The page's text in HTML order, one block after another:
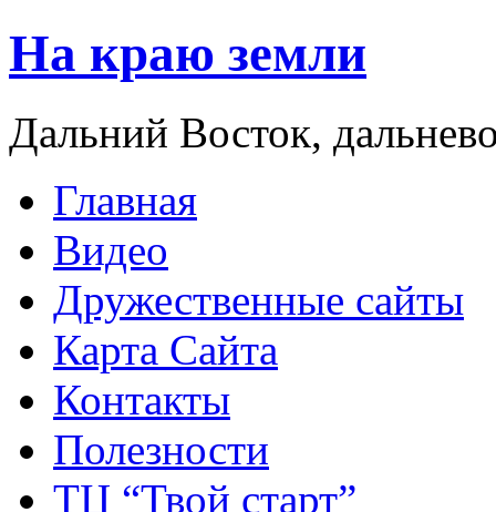
На краю земли
Дальний Восток,
Главная
Видео
Дружественные сайты
Карта Сайта
Контакты
Полезности
ТЦ “Твой старт”